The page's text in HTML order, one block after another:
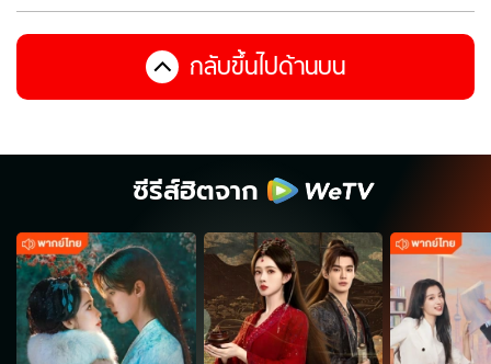
กลับขึ้นไปด้านบน
ซีรีส์ฮิตจาก